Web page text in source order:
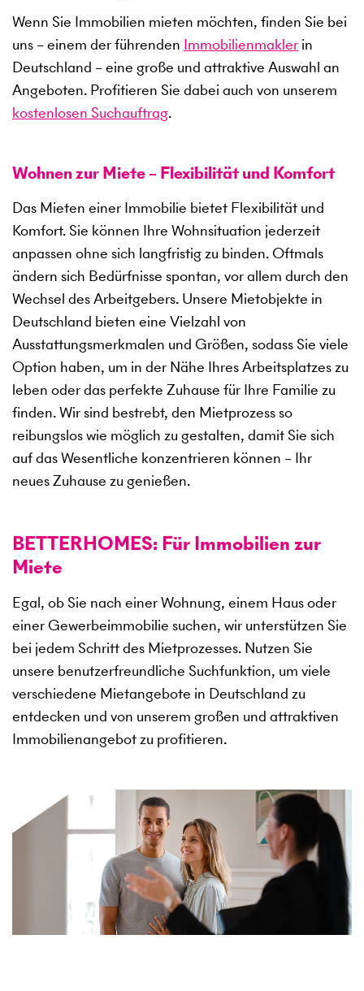
Wenn Sie Immobilien mieten möchten, finden Sie bei
uns – einem der führenden Immobilienmakler in
Deutschland – eine große und attraktive Auswahl an
Angeboten. Profitieren Sie dabei auch von unserem
kostenlosen Suchauftrag.
Wohnen zur Miete – Flexibilität und Komfort
Das Mieten einer Immobilie bietet Flexibilität und
Komfort. Sie können Ihre Wohnsituation jederzeit
anpassen ohne sich langfristig zu binden. Oftmals
ändern sich Bedürfnisse spontan, vor allem durch den
Wechsel des Arbeitgebers. Unsere Mietobjekte in
Deutschland bieten eine Vielzahl von
Ausstattungsmerkmalen und Größen, sodass Sie viele
Option haben, um in der Nähe Ihres Arbeitsplatzes zu
leben oder das perfekte Zuhause für Ihre Familie zu
finden. Wir sind bestrebt, den Mietprozess so
reibungslos wie möglich zu gestalten, damit Sie sich
auf das Wesentliche konzentrieren können – Ihr
neues Zuhause zu genießen.
BETTERHOMES: Für Immobilien zur
Miete
Egal, ob Sie nach einer Wohnung, einem Haus oder
einer Gewerbeimmobilie suchen, wir unterstützen Sie
bei jedem Schritt des Mietprozesses. Nutzen Sie
unsere benutzerfreundliche Suchfunktion, um viele
verschiedene Mietangebote in Deutschland zu
entdecken und von unserem großen und attraktiven
Immobilienangebot zu profitieren.